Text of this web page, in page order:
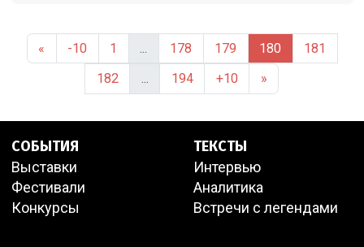
« -10 1 ... 178 179 180
181
182
... 194 +10 »
СОБЫТИЯ
Выставки
Фестивали
Конкурсы
ТЕКСТЫ
Интервью
Аналитика
Встречи с легендами